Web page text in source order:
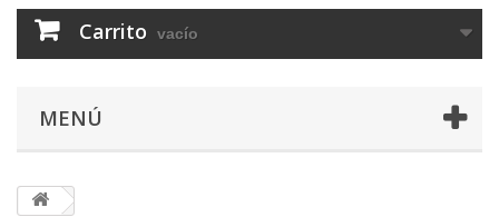
Carrito vacío
MENÚ